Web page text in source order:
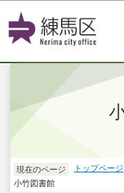
この
現在のページ トップページ
小竹図書館